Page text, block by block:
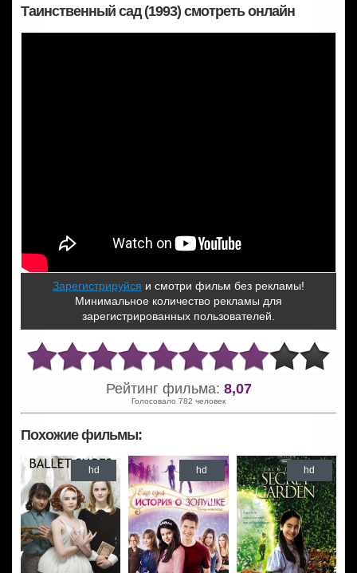
Таинственный сад (1993) смотреть онлайн
Зарегистрируйся и смотри фильм без рекламы!
Минимальное количество рекламы для
зарегистрированных пользователей.
Рейтинг фильма: 8,07
Голосовало 782 человек
Похожие фильмы:
hd hd hd